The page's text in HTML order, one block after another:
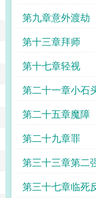
第九章意外渡劫
第十三章拜师
第十七章轻视
第二十一章小石
第二十五章魔障
第二十九章罪
第三十三章第二
第三十七章临死